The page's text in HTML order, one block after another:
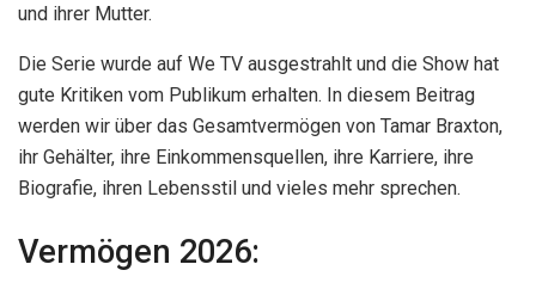
und ihrer Mutter.
Die Serie wurde auf We TV ausgestrahlt und die Show hat
gute Kritiken vom Publikum erhalten. In diesem Beitrag
werden wir über das Gesamtvermögen von Tamar Braxton,
ihr Gehälter, ihre Einkommensquellen, ihre Karriere, ihre
Biografie, ihren Lebensstil und vieles mehr sprechen.
Vermögen 2026: